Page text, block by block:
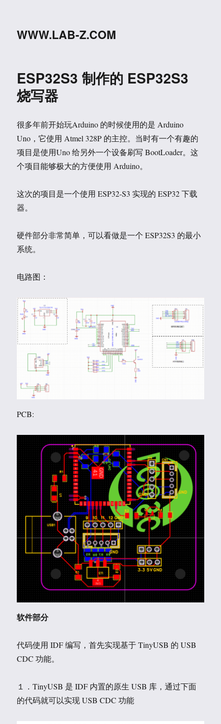
WWW.LAB-Z.COM
ESP32S3 制作的 ESP32S3
烧写器
很多年前开始玩Arduino 的时候使用的是 Arduino
Uno，它使用 Atmel 328P 的主控。当时有一个有趣的
项目是使用Uno 给另外一个设备刷写 BootLoader。这
个项目能够极大的方便使用 Arduino。
这次的项目是一个使用 ESP32-S3 实现的 ESP32 下载
器。
硬件部分非常简单，可以看做是一个 ESP32S3 的最小
系统。
电路图：
PCB:
软件部分
代码使用 IDF 编写，首先实现基于 TinyUSB 的 USB
CDC 功能。
１．TinyUSB 是 IDF 内置的原生 USB 库，通过下面
的代码就可以实现 USB CDC 功能